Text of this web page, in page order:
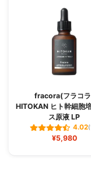
fracora(フラコ
HITOKAN ヒト幹細胞
ス原液 LP
4.02
¥5,980